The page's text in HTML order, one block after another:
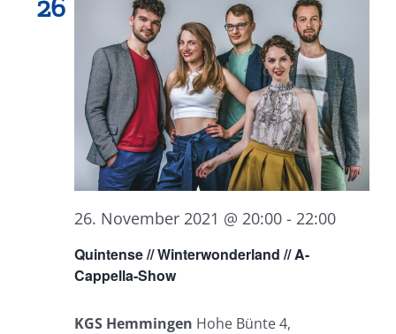
26
Quintense // Winterwonderland // A-
Cappella-Show
26. November 2021 @ 20:00 - 22:00
KGS Hemmingen Hohe Bünte 4,